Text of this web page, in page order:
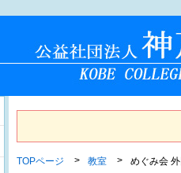
TOPページ 教室 めぐみ会